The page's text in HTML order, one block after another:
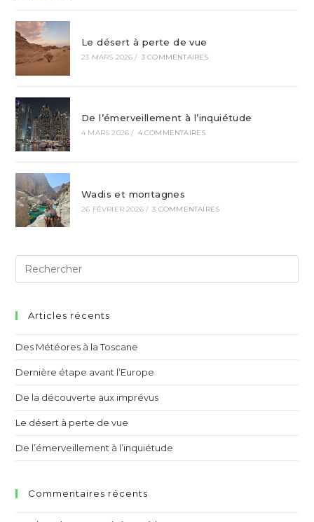
Le désert à perte de vue
23 MARS 2026 / 3 COMMENTAIRES
De l’émerveillement à l’inquiétude
4 MARS 2026 / 4 COMMENTAIRES
Wadis et montagnes
26 FÉVRIER 2026 / 3 COMMENTAIRES
Articles récents
Des Météores à la Toscane
Dernière étape avant l’Europe
De la découverte aux imprévus
Le désert à perte de vue
De l’émerveillement à l’inquiétude
Commentaires récents